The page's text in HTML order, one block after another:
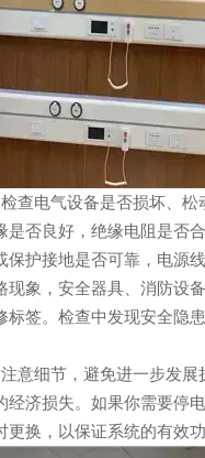
查电气设备是否损坏、松
是否良好，绝缘电阻是否
保护接地是否可靠，电源
现象，安全器具、消防设
标签。检查中发现安全隐
意细节，避免进一步发展
经济损失。如果你需要停
更换，以保证系统的有效功